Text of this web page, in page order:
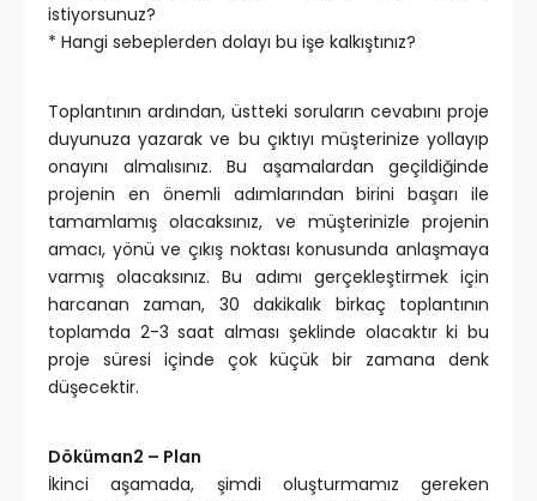
istiyorsunuz?
* Hangi sebeplerden dolayı bu işe kalkıştınız?
Toplantının ardından, üstteki soruların cevabını proje
duyunuza yazarak ve bu çıktıyı müşterinize yollayıp
onayını almalısınız. Bu aşamalardan geçildiğinde
projenin en önemli adımlarından birini başarı ile
tamamlamış olacaksınız, ve müşterinizle projenin
amacı, yönü ve çıkış noktası konusunda anlaşmaya
varmış olacaksınız. Bu adımı gerçekleştirmek için
harcanan zaman, 30 dakikalık birkaç toplantının
toplamda 2-3 saat alması şeklinde olacaktır ki bu
proje süresi içinde çok küçük bir zamana denk
düşecektir.
Döküman2 – Plan
İkinci aşamada, şimdi oluşturmamız gereken